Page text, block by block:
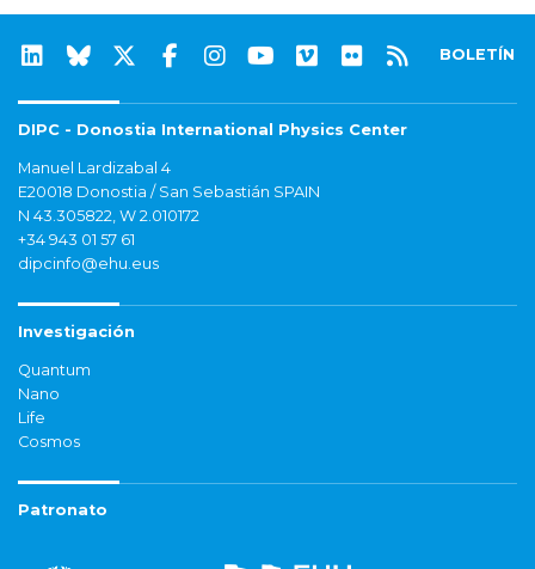
BOLETÍN
DIPC - Donostia International Physics Center
Manuel Lardizabal 4
E20018 Donostia / San Sebastián SPAIN
N 43.305822, W 2.010172
+34 943 01 57 61
dipcinfo@ehu.eus
Investigación
Quantum
Nano
Life
Cosmos
Patronato